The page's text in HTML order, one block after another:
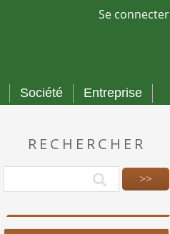
Se connecter
Société
Entreprise
RECHERCHER